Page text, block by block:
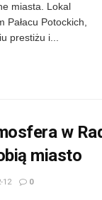
miasta. Lokal
Pałacu Potockich,
prestiżu i...
w
miasto
12 0